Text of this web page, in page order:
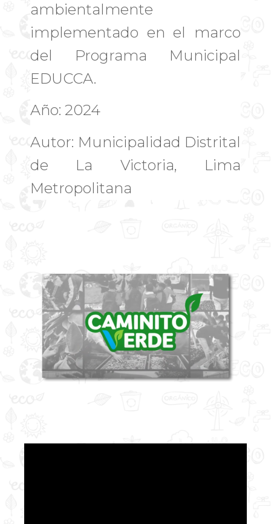
ambientalmente
implementado en el marco
del Programa Municipal
EDUCCA.
Año: 2024
Autor: Municipalidad Distrital
de La Victoria, Lima
Metropolitana